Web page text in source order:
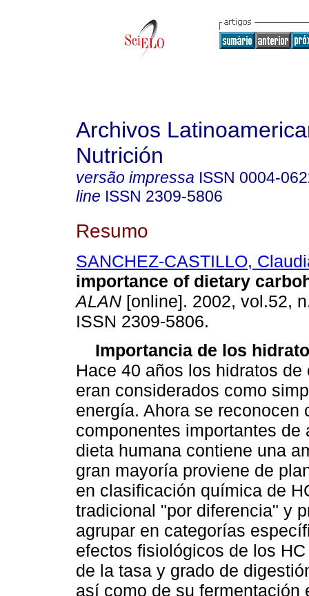
Archivos
Nutrición
versão impressa ISSN 0004-
line ISSN 2309-5806
Resumo
SANCHEZ-CASTILLO,
importance of dietary
ALAN [online]. 2002, vol.52,
ISSN 2309-5806.
Importancia de los
Hace 40 años los hidratos de
eran considerados como
energía. Ahora se reconocen
componentes importantes de
dieta humana contiene una
gran mayoría proviene de
en clasificación química de
tradicional "por diferencia" y
agrupar en categorías
efectos fisiológicos de los
de la tasa y grado de
así como de su fermentación